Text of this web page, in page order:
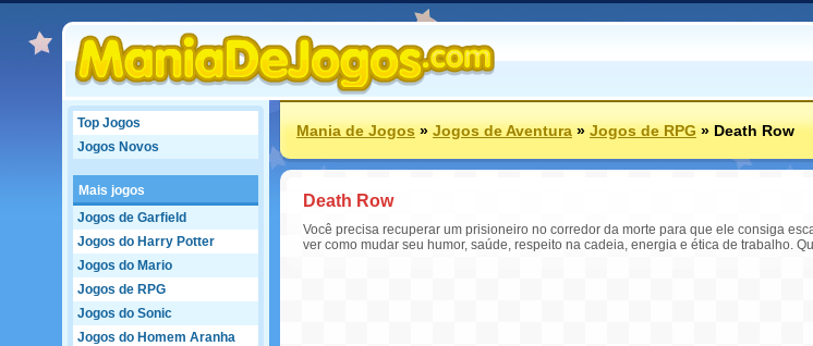
Top Jogos
Jogos Novos
Mais jogos
Jogos de Garfield
Jogos do Harry Potter
Jogos do Mario
Jogos de RPG
Jogos do Sonic
Jogos do Homem Aranha
Mania de Jogos»Jogos de Aventura»Jogos de RPG»Death Row
Death Row
Você precisa recuperar um prisioneiro no corredor da morte para que ele consiga
ver como mudar seu humor, saúde, respeito na cadeia, energia e ética de trabalho.